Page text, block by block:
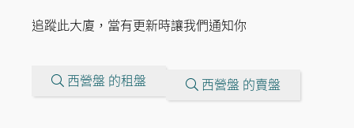
追蹤此大廈，當有更新時讓我們通知你
西營盤 的租盤 西營盤 的賣盤